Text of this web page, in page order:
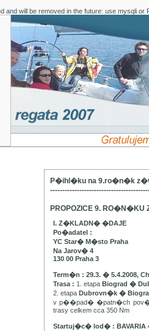
and will be removed in the future: use mysqli or
P�ihl�ku na 9.ro�n�k
PROPOZICE 9. RO�N�KU
I. Z�KLADN� �DAJE
Po�adatel :
YC Star� M�sto Praha
Na Jarov� 4
130 00 Praha 3
Term�n : 29.3. � 5.4.2008,
Trasa : 1. etapa Biograd �
2. etapa Dubrovn�k �
v p��pad� �patn�ch
trasy celkem cca 350 Nm
Startuj�c� lod� : BAVARIA